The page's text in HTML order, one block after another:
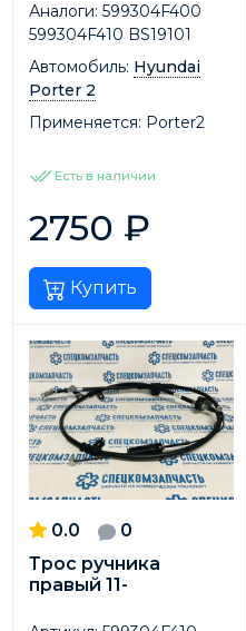
Аналоги: 599304F400
599304F410 BS19101
Автомобиль: Hyundai
Porter 2
Применяется: Porter2
Есть в наличии
2750 ₽
Купить
0.0
0
Трос ручника
правый 11-